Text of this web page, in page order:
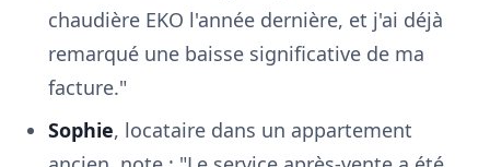
chaudière EKO l'année dernière, et j'ai déjà
remarqué une baisse significative de ma
facture."
Sophie, locataire dans un appartement